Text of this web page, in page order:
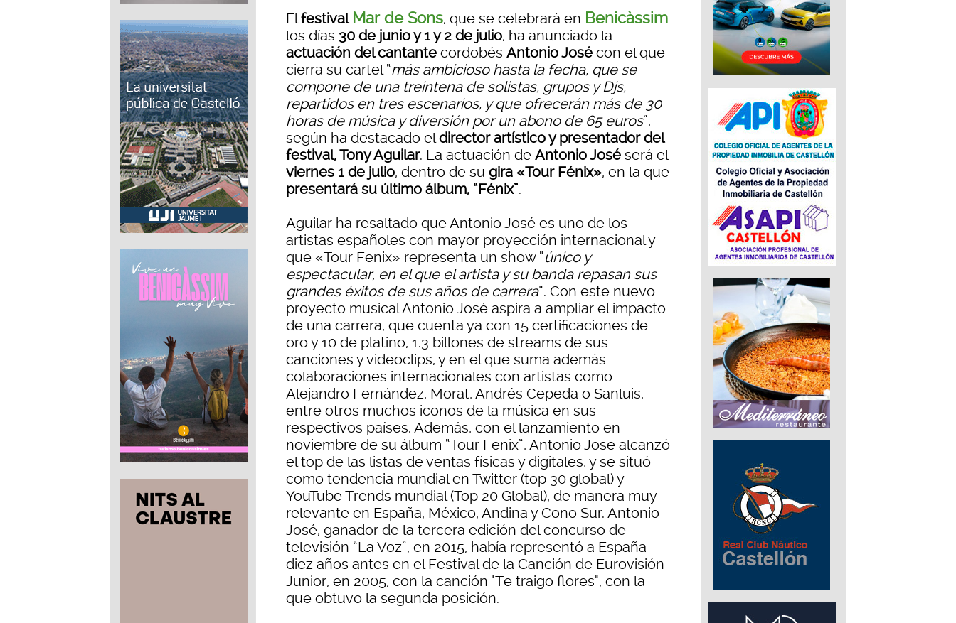
Elfestival Mar de Sons, que se celebrará en Benicàssim
los días 30 de junio y 1 y 2 de julio, ha anunciado la
actuación del cantante cordobés Antonio José con el que
cierra su cartel “más ambicioso hasta la fecha, que se
compone de una treintena de solistas, grupos y Djs,
repartidos en tres escenarios, y que ofrecerán más de 30
horas de música y diversión por un abono de 65 euros”,
según ha destacado eldirector artístico y presentador del
festival, Tony Aguilar. La actuación de Antonio José será el
viernes 1 de julio, dentro de su gira «Tour Fénix», en la que
presentará su último álbum, “Fénix”.
Aguilar ha resaltado que Antonio José es uno de los
artistas españoles con mayor proyección internacional y
que «Tour Fenix» representa un show “único y
espectacular, en el que el artista y su banda repasan sus
grandes éxitos de sus años de carrera”. Con este nuevo
proyecto musical Antonio José aspira a ampliar el impacto
de una carrera, que cuenta ya con 15 certificaciones de
oro y 10 de platino, 1.3 billones de streams de sus
canciones y videoclips, y en el que suma además
colaboraciones internacionales con artistas como
Alejandro Fernández, Morat, Andrés Cepeda o Sanluis,
entre otros muchos iconos de la música en sus
respectivos países. Además, con el lanzamiento en
noviembre de su álbum “Tour Fenix”, Antonio Jose alcanzó
el top de las listas de ventas físicas y digitales, y se situó
como tendencia mundial en Twitter (top 30 global) y
YouTube Trends mundial (Top 20 Global), de manera muy
relevante en España, México, Andina y Cono Sur. Antonio
José, ganador de la tercera edición del concurso de
televisión “La Voz”, en 2015, había representó a España
diez años antes en el Festival de la Canción de Eurovisión
Junior, en 2005, con la canción "Te traigo flores", con la
que obtuvo la segunda posición.